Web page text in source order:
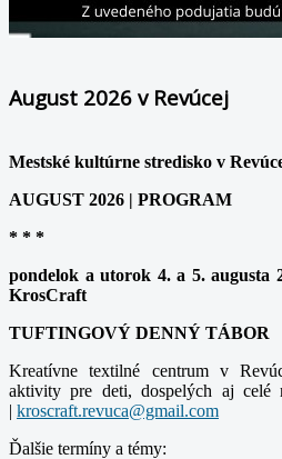
August 2026 v Revúcej
Mestské kultúrne stredisko v
AUGUST 2026 | PROGRAM
* * *
pondelok a utorok 4. a 5. augusta
KrosCraft
TUFTINGOVÝ DENNÝ TÁBOR
Kreatívne textilné centrum v
aktivity pre deti, dospelých aj
|
Ďalšie termíny a témy: